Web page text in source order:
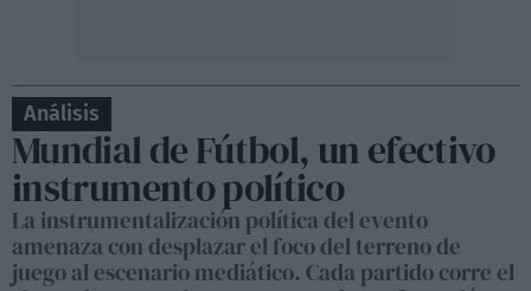
Análisis
Mundial de Fútbol, un efectivo
instrumento político
La instrumentalización política del evento
amenaza con desplazar el foco del terreno de
juego al escenario mediático. Cada partido corre el